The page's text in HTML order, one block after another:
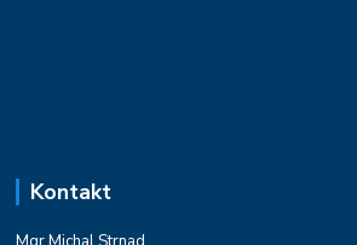
Kontakt